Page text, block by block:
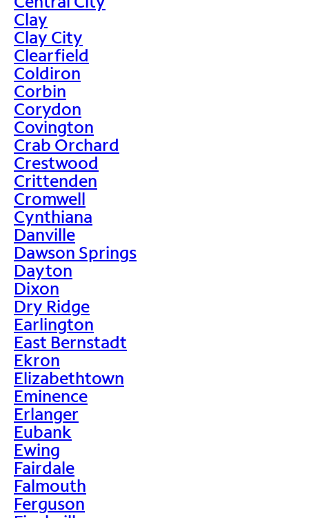
Clay
Clay City
Clearfield
Coldiron
Corbin
Corydon
Covington
Crab Orchard
Crestwood
Crittenden
Cromwell
Cynthiana
Danville
Dawson Springs
Dayton
Dixon
Dry Ridge
Earlington
East Bernstadt
Ekron
Elizabethtown
Eminence
Erlanger
Eubank
Ewing
Fairdale
Falmouth
Ferguson